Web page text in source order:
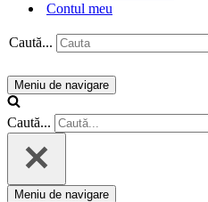
Contul meu
Caută...
Meniu de navigare
Caută...
Meniu de navigare